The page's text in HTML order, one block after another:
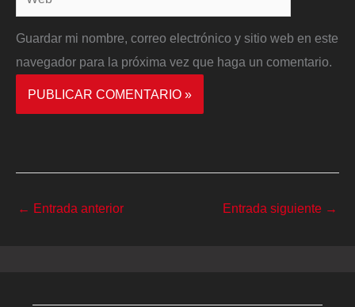
Guardar mi nombre, correo electrónico y sitio web en este
navegador para la próxima vez que haga un comentario.
← Entrada anterior Entrada siguiente →